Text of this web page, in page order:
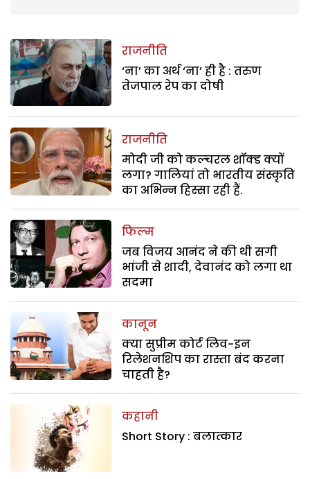
राजनीति
‘ना’ का अर्थ ‘ना’ ही है : तरुण
तेजपाल रेप का दोषी
राजनीति
मोदी जी को कल्चरल शॉक्ड क्यों
लगा? गालियां तो भारतीय संस्कृति
का अभिन्न हिस्सा रही हैं.
फिल्म
जब विजय आनंद ने की थी सगी
भांजी से शादी, देवानंद को लगा था
सदमा
कानून
क्या सुप्रीम कोर्ट लिव-इन
रिलेशनशिप का रास्ता बंद करना
चाहती है?
कहानी
Short Story : बलात्कार